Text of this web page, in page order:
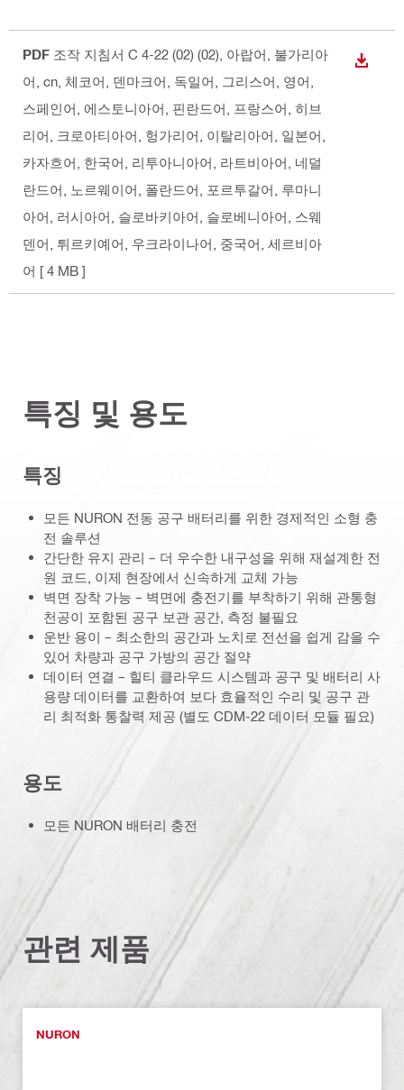
PDF 조작 지침서 C 4-22 (02) (02) , 아랍어, 불가리아
어, cn, 체코어, 덴마크어, 독일어, 그리스어, 영어,
스페인어, 에스토니아어, 핀란드어, 프랑스어, 히브
리어, 크로아티아어, 헝가리어, 이탈리아어, 일본어,
카자흐어, 한국어, 리투아니아어, 라트비아어, 네덜
란드어, 노르웨이어, 폴란드어, 포르투갈어, 루마니
아어, 러시아어, 슬로바키아어, 슬로베니아어, 스웨
덴어, 튀르키예어, 우크라이나어, 중국어, 세르비아
어 [ 4 MB ]
다운로
특징 및 용도
특징
모든 NURON 전동 공구 배터리를 위한 경제적인 소형 충
전 솔루션
간단한 유지 관리 – 더 우수한 내구성을 위해 재설계한 전
원 코드, 이제 현장에서 신속하게 교체 가능
벽면 장착 가능 – 벽면에 충전기를 부착하기 위해 관통형
천공이 포함된 공구 보관 공간, 측정 불필요
운반 용이 – 최소한의 공간과 노치로 전선을 쉽게 감을 수
있어 차량과 공구 가방의 공간 절약
데이터 연결 – 힐티 클라우드 시스템과 공구 및 배터리 사
용량 데이터를 교환하여 보다 효율적인 수리 및 공구 관
리 최적화 통찰력 제공 (별도 CDM-22 데이터 모듈 필요)
용도
모든 NURON 배터리 충전
관련 제품
NURON